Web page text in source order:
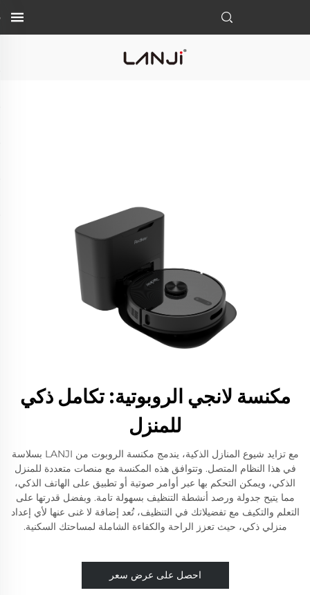
مكنسة لانجي الروبوتية: تكامل ذكي
للمنزل
مع تزايد شيوع المنازل الذكية، يندمج مكنسة الروبوت من LANJI بسلاسة
في هذا النظام المتصل. وتتوافق هذه المكنسة مع منصات متعددة للمنزل
الذكي، ويمكن التحكم بها عبر أوامر صوتية أو تطبيق على الهاتف الذكي،
مما يتيح جدولة ورصد أنشطة التنظيف بسهولة تامة. وبفضل قدرتها على
التعلم والتكيف مع تفضيلاتك في التنظيف، تُعد إضافة لا غنى عنها لأي إعداد
منزلي ذكي، حيث تعزز الراحة والكفاءة الشاملة لمساحتك السكنية.
احصل على عرض سعر